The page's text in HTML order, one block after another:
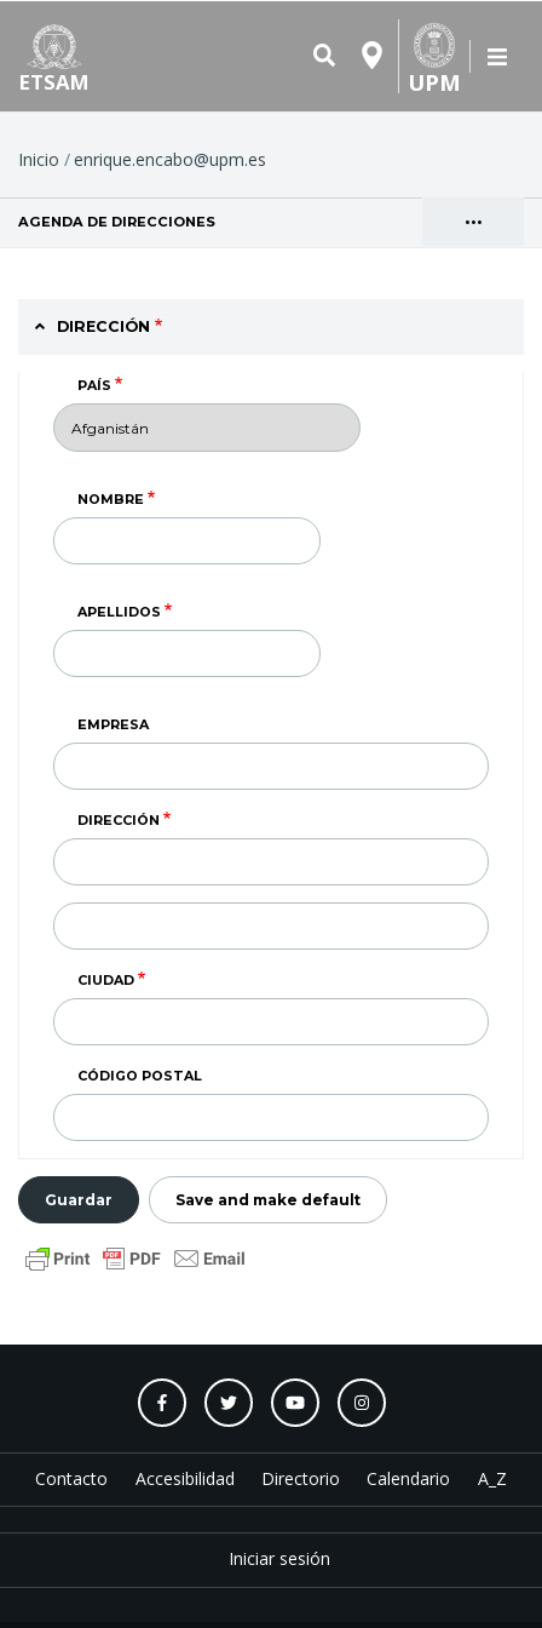
ETSAM UPM
Ruta
de
navegación
Inicio enrique.encabo@upm.es
•••
AGENDA DE DIRECCIONES
DIRECCIÓN
PAÍS
NOMBRE
APELLIDOS
EMPRESA
DIRECCIÓN
LINEA)
CIUDAD
CÓDIGO POSTAL
Contacto Accesibilidad Directorio Calendario A_Z
Iniciar sesión